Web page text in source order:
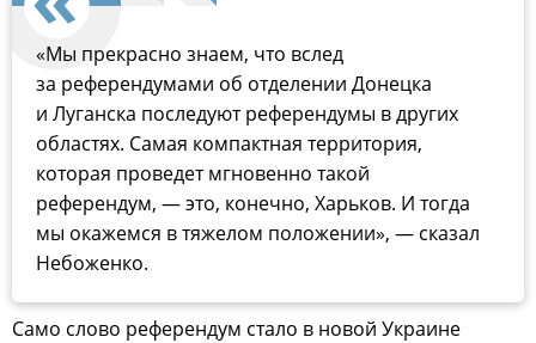
«Мы прекрасно знаем, что вслед
за референдумами об отделении Донецка
и Луганска последуют референдумы в других
областях. Самая компактная территория,
которая проведет мгновенно такой
референдум, — это, конечно, Харьков. И тогда
мы окажемся в тяжелом положении», — сказал
Небоженко.
Само слово референдум стало в новой Украине